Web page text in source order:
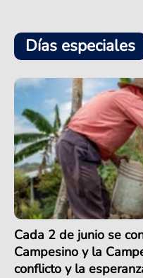
Días especiales
Cada 2 de junio se
Campesino y la
conflicto y la